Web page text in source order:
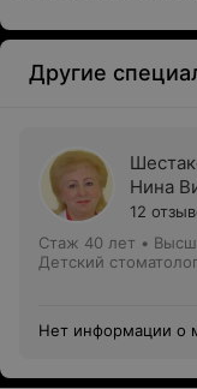
Другие
Нина
12
Стаж 40 лет •
Детский
Нет информации о